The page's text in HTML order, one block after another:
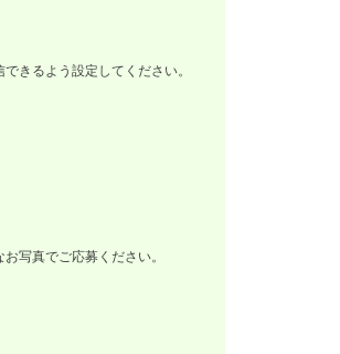
るよう設定してください。
写真でご応募ください。